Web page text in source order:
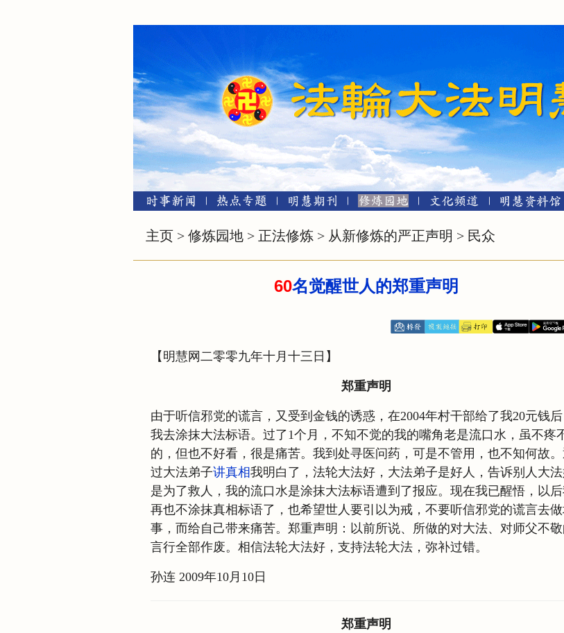
主页 > 修炼园地 > 正法修炼 > 从新修炼的严正声明 > 民众
60名觉醒世人的郑重声明
【明慧网二零零九年十月十三日】
郑重声明
由于听信邪党的谎言，又受到金钱的诱惑，在2004年村干部给了我20元钱后
我去涂抹大法标语。过了1个月，不知不觉的我的嘴角老是流口水，虽不疼
的，但也不好看，很是痛苦。我到处寻医问药，可是不管用，也不知何故。
过大法弟子讲真相我明白了，法轮大法好，大法弟子是好人，告诉别人大
是为了救人，我的流口水是涂抹大法标语遭到了报应。现在我已醒悟，以
再也不涂抹真相标语了，也希望世人要引以为戒，不要听信邪党的谎言去
事，而给自己带来痛苦。郑重声明：以前所说、所做的对大法、对师父不
言行全部作废。相信法轮大法好，支持法轮大法，弥补过错。
孙连 2009年10月10日
郑重声明